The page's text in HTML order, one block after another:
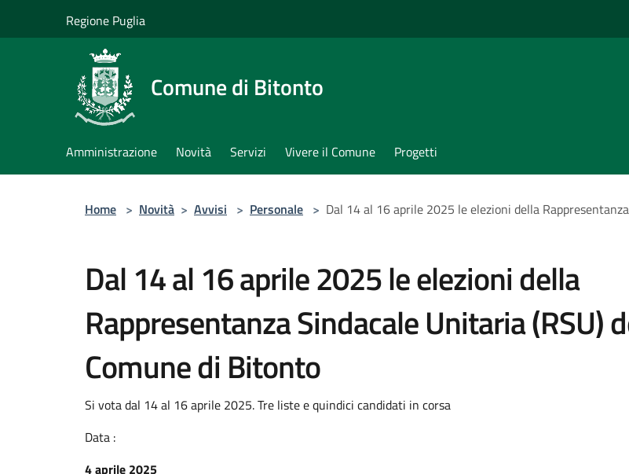
Regione Puglia
Comune di Bitonto
Amministrazione Novità Servizi Vivere il Comune Progetti
Home > Novità > Avvisi > Personale > Dal 14 al 16 aprile 2025 le elezioni della
Dal 14 al 16 aprile 2025 le elezioni della
Rappresentanza Sindacale Unitaria (RSU)
Comune di Bitonto
Si vota dal 14 al 16 aprile 2025. Tre liste e quindici candidati in corsa
Data :
4 aprile 2025